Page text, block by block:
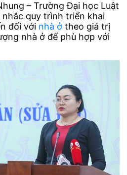
– Trường Đại học Luật
nhắc quy trình triển khai
đối với nhà ở theo giá trị
nhà ở để phù hợp với